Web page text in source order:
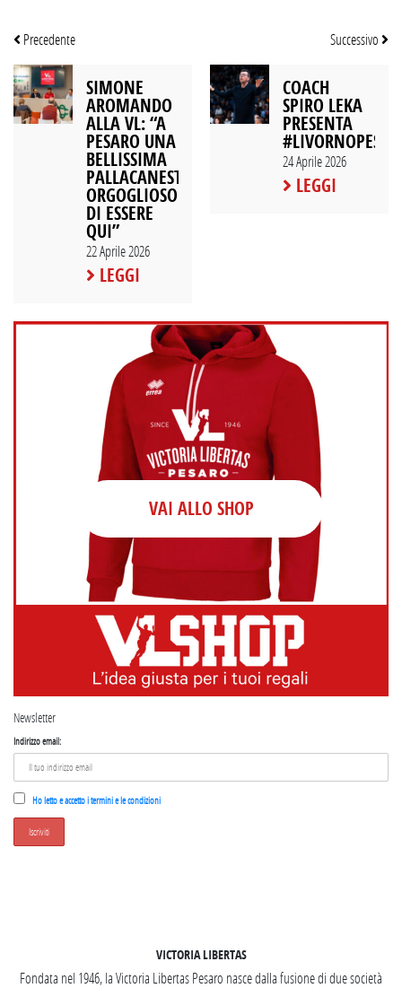
Precedente
SIMONE
AROMANDO
ALLA VL: “A
PESARO UNA
BELLISSIMA
PALLACANESTRO,
ORGOGLIOSO
DI ESSERE
QUI”
22 Aprile 2026
LEGGI
Successivo
COACH
SPIRO LEKA
PRESENTA
24 Aprile 2026
LEGGI
VAI ALLO SHOP
Newsletter
Indirizzo email:
Ho letto e accetto i termini e le condizioni
VICTORIA LIBERTAS
Fondata nel 1946, la Victoria Libertas Pesaro nasce dalla fusione di due società